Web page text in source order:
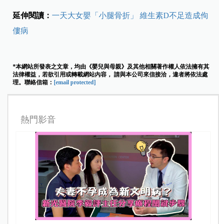
延伸閱讀：一天大女嬰「小腿骨折」 維生素D不足造成佝
僂病
*本網站所發表之文章，均由《嬰兒與母親》及其他相關著作權人依法擁有其
法律權益，若欲引用或轉載網站內容， 請與本公司來信接洽，違者將依法處
理。聯絡信箱： [email protected]
熱門影音